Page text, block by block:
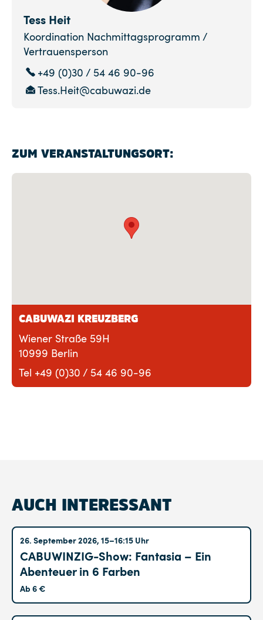
Tess Heit
Koordination Nachmittagsprogramm /
Vertrauensperson
+49 (0)30 / 54 46 90-96
Tess.Heit@cabuwazi.de
ZUM VERANSTALTUNGSORT:
CABUWAZI KREUZBERG
Wiener Straße 59H
10999 Berlin
Tel +49 (0)30 / 54 46 90-96
AUCH INTERESSANT
26. September 2026, 15–16:15 Uhr
CABUWINZIG-Show: Fantasia – Ein
Abenteuer in 6 Farben
Ab 6 €